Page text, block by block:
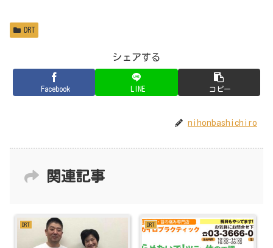
DRT
シェアする
Facebook LINE コピー
nihonbashichiro
関連記事
DRT DRT